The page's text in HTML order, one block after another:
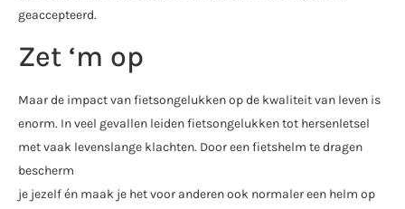
geaccepteerd.
Zet ‘m op
Maar de impact van fietsongelukken op de kwaliteit van leven is
enorm. In veel gevallen leiden fietsongelukken tot hersenletsel
met vaak levenslange klachten. Door een fietshelm te dragen
bescherm
je jezelf én maak je het voor anderen ook normaler een helm op